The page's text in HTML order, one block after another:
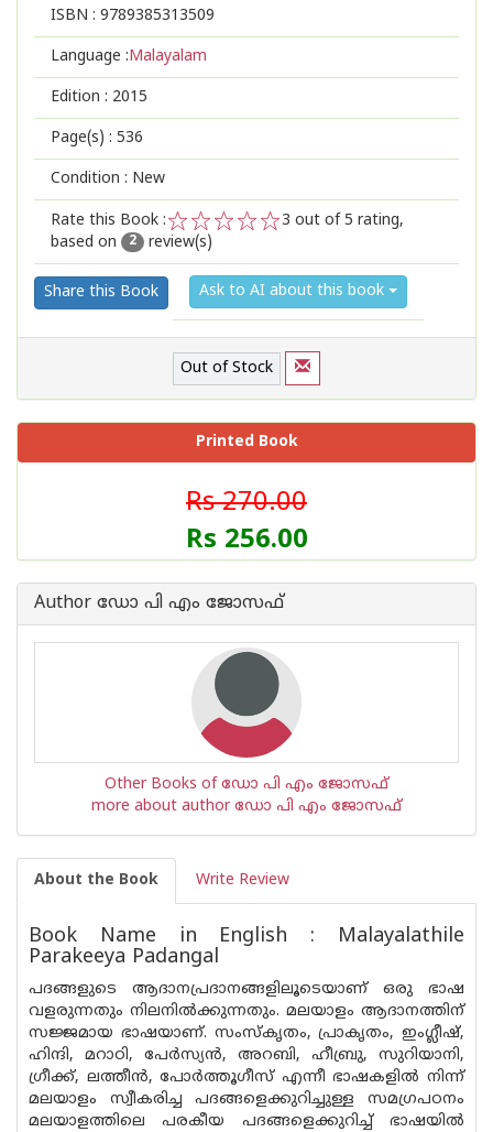
ISBN : 9789385313509
Language :Malayalam
Edition : 2015
Page(s) : 536
Condition : New
Rate this Book :
2
1
3 out of 5 rating,
based on
2 review(s)
Share this Book Ask to AI about this book
Out of Stock
Printed Book
Rs 270.00
Rs 256.00
Author ഡോ പി എം ജോസഫ്
Other Books of ഡോ പി എം ജോസഫ്
more about author ഡോ പി എം ജോസഫ്
About the Book Write Review
Book Name in English : Malayalathile
Parakeeya Padangal
പദങ്ങളുടെ ആദാനപ്രദാനങ്ങളിലൂടെയാണ് ഒരു ഭാഷ
വളരുന്നതും നിലനില്‍ക്കുന്നതും. മലയാളം ആദാനത്തിന്
സജ്ജമായ ഭാഷയാണ്. സംസ്കൃതം, പ്രാകൃതം, ഇംഗ്ലീഷ്,
ഹിന്ദി, മറാഠി, പേര്‍സ്യന്‍, അറബി, ഹീബ്രു, സുറിയാനി,
ഗ്രീക്ക്, ലത്തീന്‍, പോര്‍ത്തൂഗീസ് എന്നീ ഭാഷകളില്‍ നിന്ന്
മലയാളം സ്വീകരിച്ച പദങ്ങളെക്കുറിച്ചുള്ള സമഗ്രപഠനം
മലയാളത്തിലെ പരകീയ പദങ്ങളെക്കുറിച്ച് ഭാഷയില്‍